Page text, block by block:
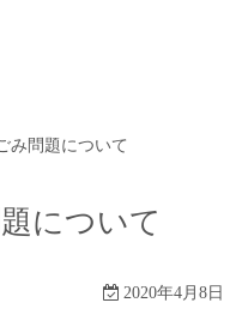
み問題について
について
2020年4月8日